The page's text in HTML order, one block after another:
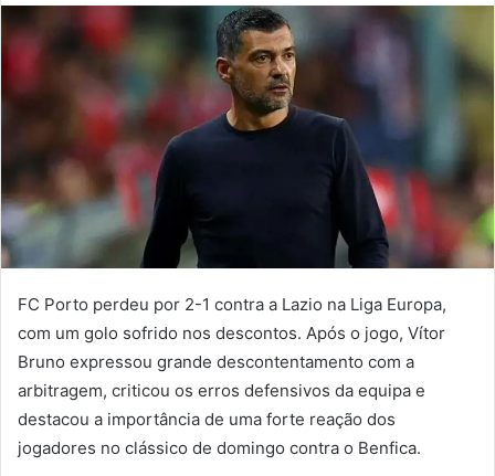
FC Porto perdeu por 2-1 contra a Lazio na Liga Europa,
com um golo sofrido nos descontos. Após o jogo, Vítor
Bruno expressou grande descontentamento com a
arbitragem, criticou os erros defensivos da equipa e
destacou a importância de uma forte reação dos
jogadores no clássico de domingo contra o Benfica.